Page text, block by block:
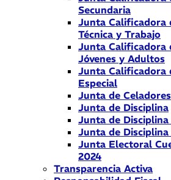
Secundaria
Junta Calificadora
Técnica y Trabajo
Junta Calificadora
Jóvenes y Adultos
Junta Calificadora
Especial
Junta de Celadores
Junta de Disciplina
Junta de
Junta de
Junta Electoral
2024
Transparencia Activa